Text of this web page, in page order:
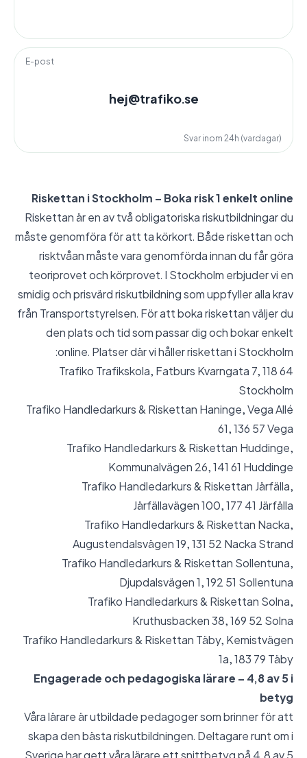
E-post
hej@trafiko.se
Svar inom 24h (vardagar)
Riskettan i Stockholm – Boka risk 1 enkelt online
Riskettan är en av två obligatoriska riskutbildningar du
måste genomföra för att ta körkort. Både riskettan och
risktvåan måste vara genomförda innan du får göra
teoriprovet och körprovet. I Stockholm erbjuder vi en
smidig och prisvärd riskutbildning som uppfyller alla krav
från Transportstyrelsen. För att boka riskettan väljer du
den plats och tid som passar dig och bokar enkelt
online. Platser där vi håller riskettan i Stockholm:
Trafiko Trafikskola, Fatburs Kvarngata 7, 118 64
Stockholm
Trafiko Handledarkurs & Riskettan Haninge, Vega Allé
61, 136 57 Vega
Trafiko Handledarkurs & Riskettan Huddinge,
Kommunalvägen 26, 141 61 Huddinge
Trafiko Handledarkurs & Riskettan Järfälla,
Järfällavägen 100, 177 41 Järfälla
Trafiko Handledarkurs & Riskettan Nacka,
Augustendalsvägen 19, 131 52 Nacka Strand
Trafiko Handledarkurs & Riskettan Sollentuna,
Djupdalsvägen 1, 192 51 Sollentuna
Trafiko Handledarkurs & Riskettan Solna,
Kruthusbacken 38, 169 52 Solna
Trafiko Handledarkurs & Riskettan Täby, Kemistvägen
1a, 183 79 Täby
Engagerade och pedagogiska lärare – 4,8 av 5 i
betyg
Våra lärare är utbildade pedagoger som brinner för att
skapa den bästa riskutbildningen. Deltagare runt om i
Sverige har gett våra lärare ett snittbetyg på 4,8 av 5